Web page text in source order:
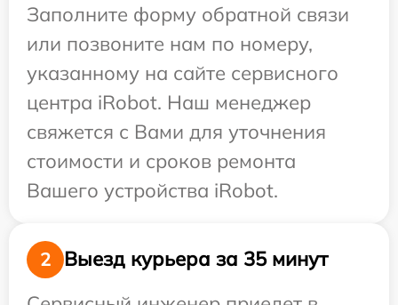
Заполните форму обратной связи
или позвоните нам по номеру,
указанному на сайте сервисного
центра iRobot. Наш менеджер
свяжется с Вами для уточнения
стоимости и сроков ремонта
Вашего устройства iRobot.
2
Выезд курьера за 35 минут